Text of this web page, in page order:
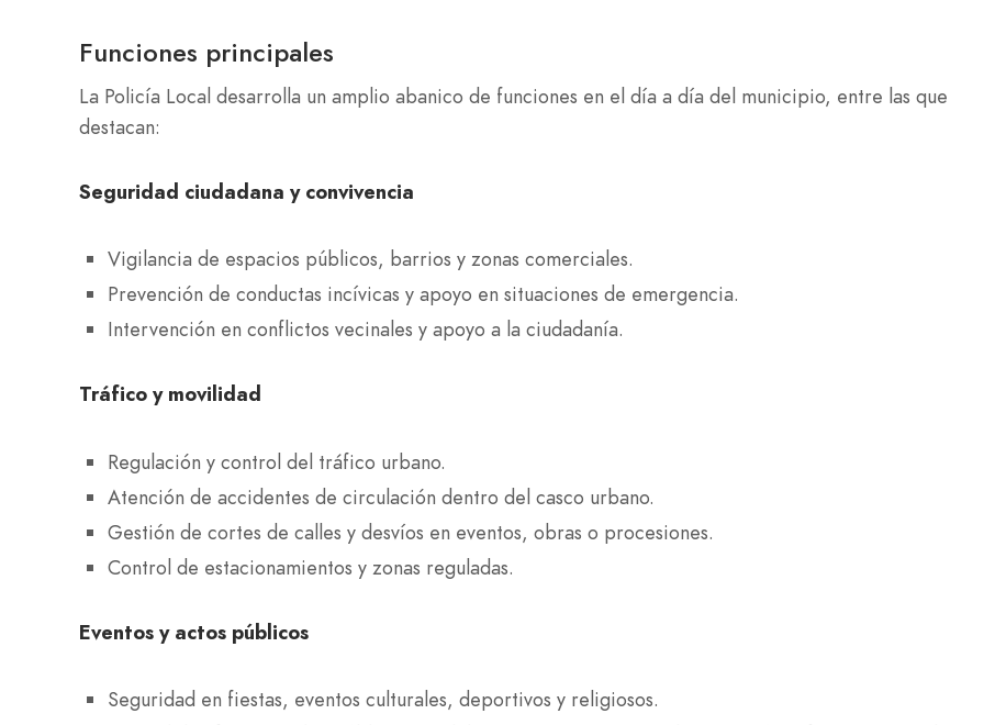
Funciones principales
La Policía Local desarrolla un amplio abanico de funciones en el día a día del municipio, entre las que
destacan:
Seguridad ciudadana y convivencia
Vigilancia de espacios públicos, barrios y zonas comerciales.
Prevención de conductas incívicas y apoyo en situaciones de emergencia.
Intervención en conflictos vecinales y apoyo a la ciudadanía.
Tráfico y movilidad
Regulación y control del tráfico urbano.
Atención de accidentes de circulación dentro del casco urbano.
Gestión de cortes de calles y desvíos en eventos, obras o procesiones.
Control de estacionamientos y zonas reguladas.
Eventos y actos públicos
Seguridad en fiestas, eventos culturales, deportivos y religiosos.